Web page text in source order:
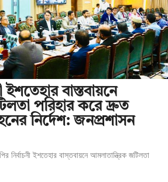
ইশতেহার বাস্তবায়নে
পরিহার করে দ্রুত
নির্দেশ: জনপ্রশাসন
ইশতেহার বাস্তবায়নে আমলাতান্ত্রিক জটিলতা